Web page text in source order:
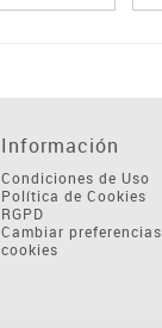
Información
Condiciones de Uso
Política de Cookies
RGPD
Cambiar preferencias
cookies